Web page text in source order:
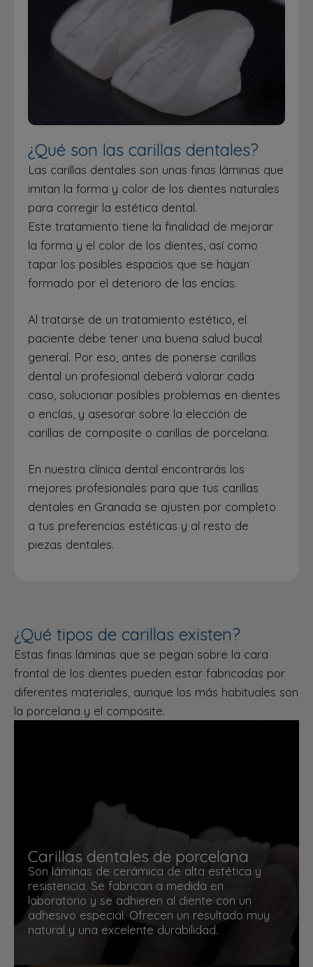
¿Qué son las carillas dentales?
Las carillas dentales son unas finas láminas que
imitan la forma y color de los dientes naturales
para corregir la estética dental.
Este tratamiento tiene la finalidad de mejorar
la forma y el color de los dientes, así como
tapar los posibles espacios que se hayan
formado por el deterioro de las encías.
Al tratarse de un tratamiento estético, el
paciente debe tener una buena salud bucal
general. Por eso, antes de ponerse carillas
dental un profesional deberá valorar cada
caso, solucionar posibles problemas en dientes
o encías, y asesorar sobre la elección de
carillas de composite o carillas de porcelana.
En nuestra clínica dental encontrarás los
mejores profesionales para que tus carillas
dentales en Granada se ajusten por completo
a tus preferencias estéticas y al resto de
piezas dentales.
¿Qué tipos de carillas existen?
Estas finas láminas que se pegan sobre la cara
frontal de los dientes pueden estar fabricadas por
diferentes materiales, aunque los más habituales son
la porcelana y el composite.
Carillas dentales de porcelana
Son láminas de cerámica de alta estética y
resistencia. Se fabrican a medida en
laboratorio y se adhieren al diente con un
adhesivo especial. Ofrecen un resultado muy
natural y una excelente durabilidad.